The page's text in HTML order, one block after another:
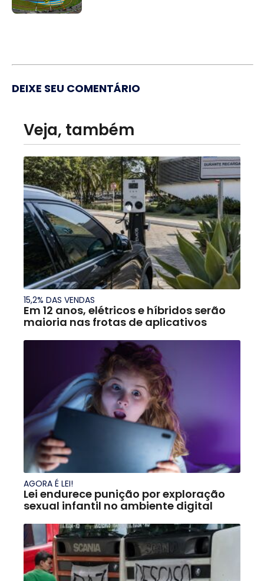
DEIXE SEU COMENTÁRIO
Veja, também
15,2% DAS VENDAS
Em 12 anos, elétricos e híbridos serão
maioria nas frotas de aplicativos
AGORA É LEI!
Lei endurece punição por exploração
sexual infantil no ambiente digital